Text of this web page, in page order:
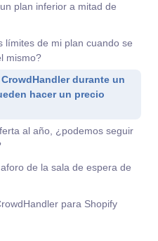
plan inferior a mitad de
límites de mi plan cuando se
mismo?
durante un
hacer un precio
al año, ¿podemos seguir
de la sala de espera de
para Shopify